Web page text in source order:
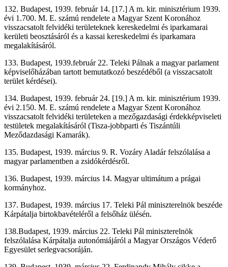
132. Budapest, 1939. február 14. [17.] A m. kir. minisztérium 1939.
évi 1.700. M. E. számú rendelete a Magyar Szent Koronához
visszacsatolt felvidéki területeknek kereskedelmi és iparkamarai
kerületi beosztásáról és a kassai kereskedelmi és iparkamara
megalakításáról.
133. Budapest, 1939.február 22. Teleki Pálnak a magyar parlament
képviselőházában tartott bemutatkozó beszédéből (a visszacsatolt
terület kérdései).
134. Budapest, 1939. február 24. [19.] A m. kir. minisztérium 1939.
évi 2.150. M. E. számú rendelete a Magyar Szent Koronához
visszacsatolt felvidéki területeken a mezőgazdasági érdekképviseleti
testületek megalakításáról (Tisza-jobbparti és Tiszántúli
Meződazdasági Kamarák).
135. Budapest, 1939. március 9. R. Vozáry Aladár felszólalása a
magyar parlamentben a zsidókérdésről.
136. Budapest, 1939. március 14. Magyar ultimátum a prágai
kormányhoz.
137. Budapest, 1939. március 17. Teleki Pál miniszterelnök beszéde
Kárpátalja birtokbavételéről a felsőház ülésén.
138.Budapest, 1939. március 22. Teleki Pál miniszterelnök
felszólalása Kárpátalja autonómiájáról a Magyar Országos Véderő
Egyesület serlegvacsoráján.